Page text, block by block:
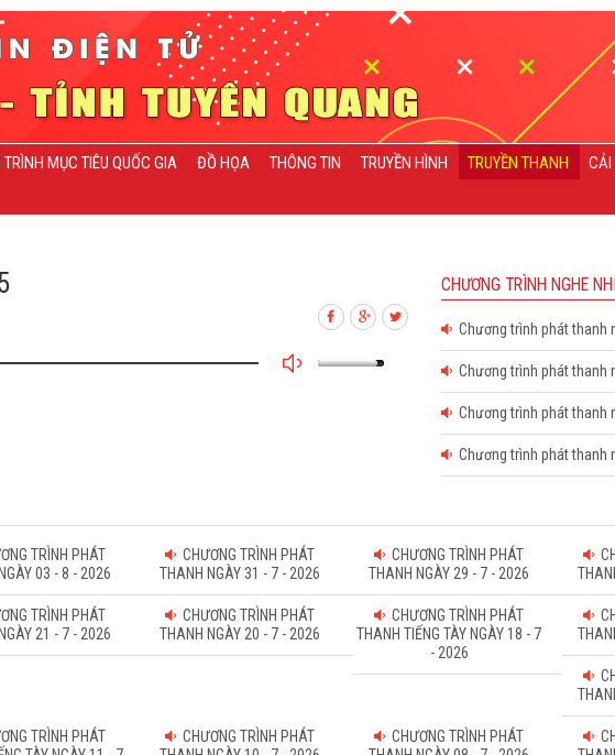
MỤC TIÊU QUỐC GIA ĐỒ HỌA THÔNG TIN TRUYỀN HÌNH TRUYỀN THANH
CẢI
CHƯƠNG TRÌNH NGHE
Chương trình phát thanh
Chương trình phát thanh
Chương trình phát thanh
Chương trình phát thanh
TRÌNH PHÁT
03 - 8 - 2026
CHƯƠNG TRÌNH PHÁT
THANH NGÀY 31 - 7 - 2026
CHƯƠNG TRÌNH PHÁT
THANH NGÀY 29 - 7 - 2026
TRÌNH PHÁT
21 - 7 - 2026
CHƯƠNG TRÌNH PHÁT
THANH NGÀY 20 - 7 - 2026
CHƯƠNG TRÌNH PHÁT
THANH TIẾNG TÀY NGÀY 18 - 7
- 2026
TRÌNH PHÁT
CHƯƠNG TRÌNH PHÁT
CHƯƠNG TRÌNH PHÁT